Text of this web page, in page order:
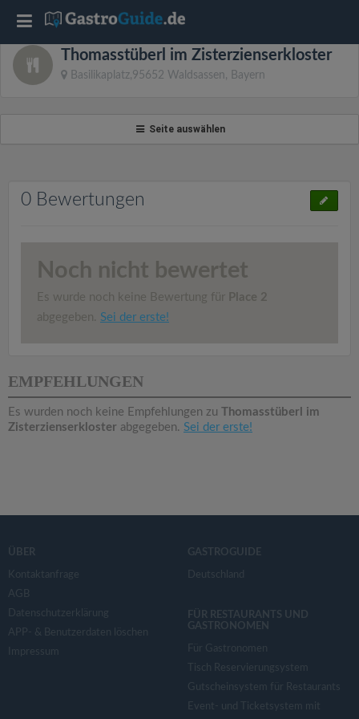
Thomasstüberl im Zisterzienserkloster
Basilikaplatz,95652 Waldsassen, Bayern
Seite auswählen
0 Bewertungen
Noch nicht bewertet
Es wurde noch keine Bewertung für Place 2
abgegeben. Sei der erste!
EMPFEHLUNGEN
Es wurden noch keine Empfehlungen zu
Thomasstüberl im
Zisterzienserkloster abgegeben. Sei der erste!
ÜBER
Kontaktanfrage
AGB
Datenschutzerklärung
APP- & Benutzerdaten löschen
Impressum
GASTROGUIDE
Deutschland
FÜR RESTAURANTS UND
GASTRONOMEN
Für Gastronomen
Tisch Reservierungsystem
Gutscheinsystem für Restaurants
Event- und Ticketsystem mit
T
o
i
o
n